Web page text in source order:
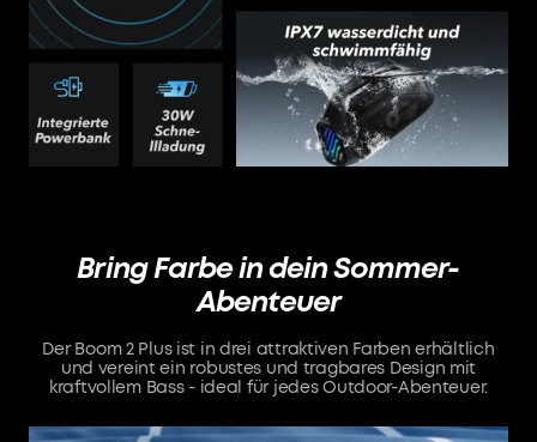
Bring Farbe in dein Sommer-
Abenteuer
Der Boom 2 Plus ist in drei attraktiven Farben erhältlich
und vereint ein robustes und tragbares Design mit
kraftvollem Bass - ideal für jedes Outdoor-Abenteuer.